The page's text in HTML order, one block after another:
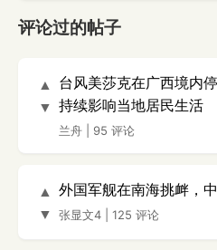
评论过的帖子
▲
▼
台风美莎克在广西境内
持续影响当地居民生活
兰舟 95 评论
▲
▼
外国军舰在南海挑衅，
张显文4 125 评论